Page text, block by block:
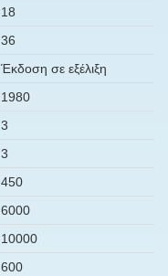
18
36
Έκδοση σε εξέλιξη
1980
3
3
450
6000
10000
600